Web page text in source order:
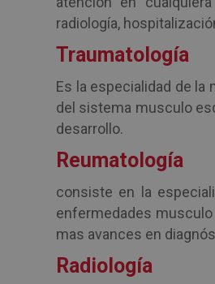
radiología,
Traumatología
Es la especialidad de
del sistema musculo
desarrollo.
Reumatología
consiste en la
enfermedades
mas avances en
Radiología